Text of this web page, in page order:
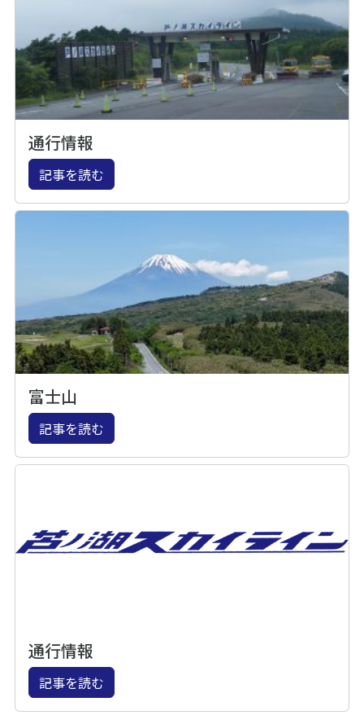
通行情報
記事を読む
富士山
記事を読む
通行情報
記事を読む